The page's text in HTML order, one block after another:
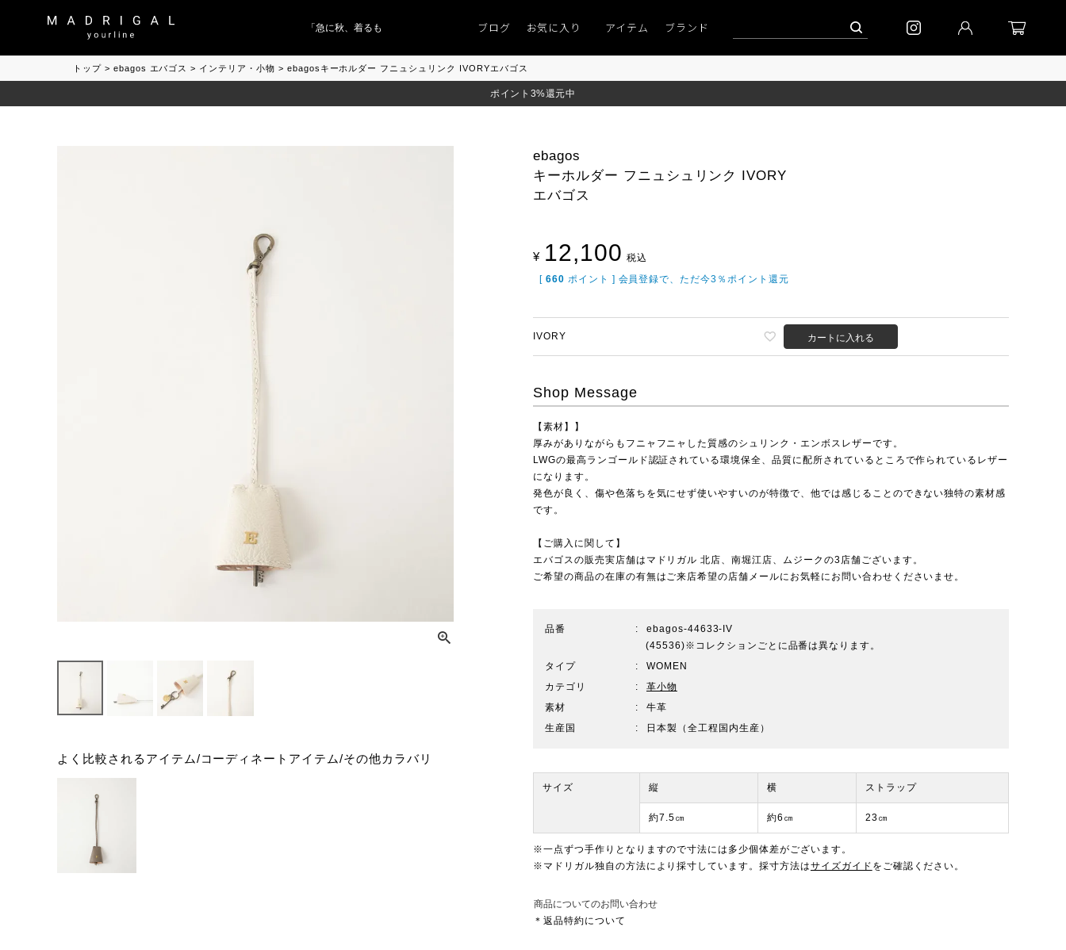
「急に秋、着るものがない」 「キレイなニット」 ポイント9％「マンスリーポイントキャンペーン」 到着｜2026AW「シフォンニット」 到着｜2026AW「マガジン」
ブログ お気に入り アイテム ブランド
トップ ebagos エバゴス インテリア・小物 ebagosキーホルダー フニュシュリンク IVORYエバゴス
ポイント3%還元中
よく比較されるアイテム/コーディネートアイテム/その他カラバリ
ebagos
キーホルダー フニュシュリンク IVORY
エバゴス
¥ 12,100 税込
[ 660 ポイント ] 会員登録で、ただ今3％ポイント還元
IVORY カートに入れる
Shop Message
【素材】】
厚みがありながらもフニャフニャした質感のシュリンク・エンボスレザーです。
LWGの最高ランゴールド認証されている環境保全、品質に配所されているところで作られているレザー
になります。
発色が良く、傷や色落ちを気にせず使いやすいのが特徴で、他では感じることのできない独特の素材感
です。
【ご購入に関して】
エバゴスの販売実店舗は マドリガル 北店 、南堀江店 ムジーク の3店舗ございます。
ご希望の商品の在庫の有無はご来店希望の店舗メールにお気軽にお問い合わせくださいませ。
品番
ebagos-44633-IV
(45536)※コレクションごとに品番は異なります。
タイプ
WOMEN
カテゴリ
革小物
素材
牛革
生産国
日本製（全工程国内生産）
サイズ 縦 横 ストラップ
約7.5㎝ 約6㎝ 23㎝
※一点ずつ手作りとなりますので寸法には多少個体差がございます。
※マドリガル独自の方法により採寸しています。採寸方法はサイズガイド をご確認ください。
商品についてのお問い合わせ
＊返品特約について